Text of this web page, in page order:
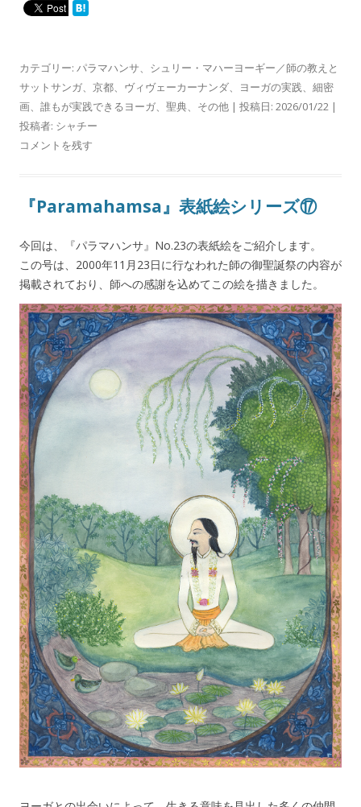
カテゴリー: パラマハンサ、 シュリー・マハーヨーギー／師の教えと
サットサンガ、 京都、 ヴィヴェーカーナンダ、 ヨーガの実践、 細密
画、 誰もが実践できるヨーガ、 聖典、 その他 | 投稿日: 2026/01/22 |
投稿者: シャチー
コメントを残す
『Paramahamsa』表紙絵シリーズ⑰
今回は、『パラマハンサ』No.23の表紙絵をご紹介します。
この号は、2000年11月23日に行なわれた師の御聖誕祭の内容が
掲載されており、師への感謝を込めてこの絵を描きました。